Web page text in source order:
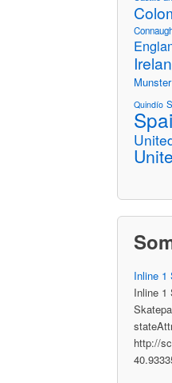
Munster
Quindío
Inline 1
Inline 1
http://